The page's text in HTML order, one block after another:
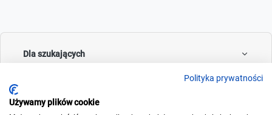
Dla szukających
Dla wynajmujących
Polityka prywatności
Używamy plików cookie